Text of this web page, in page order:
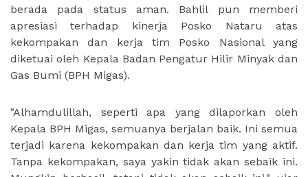
berada pada status aman. Bahlil pun memberi
apresiasi terhadap kinerja Posko Nataru atas
kekompakan dan kerja tim Posko Nasional yang
diketuai oleh Kepala Badan Pengatur Hilir Minyak dan
Gas Bumi (BPH Migas).
"Alhamdulillah, seperti apa yang dilaporkan oleh
Kepala BPH Migas, semuanya berjalan baik. Ini semua
terjadi karena kekompakan dan kerja tim yang aktif.
Tanpa kekompakan, saya yakin tidak akan sebaik ini.